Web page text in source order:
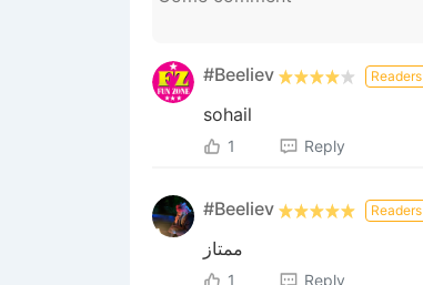
#Beeliev Readers
sohail
1 Reply
#Beeliev Readers
ممتاز
1 Reply